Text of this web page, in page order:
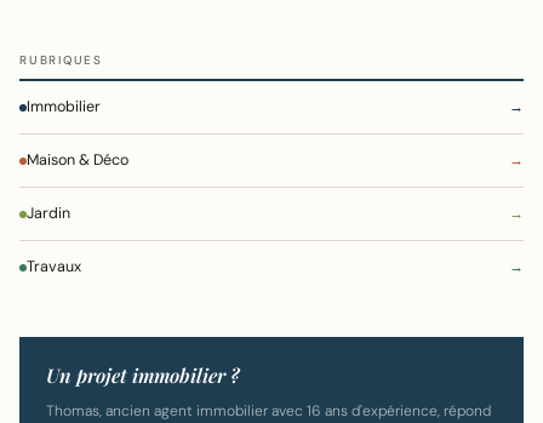
RUBRIQUES
Immobilier →
Maison & Déco →
Jardin →
Travaux →
Un projet immobilier ?
Thomas, ancien agent immobilier avec 16 ans d'expérience, répond